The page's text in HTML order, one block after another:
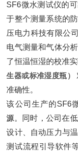
SF6微水测试仪的
于整个测量系统的
压电力科技有限公
电气测量和气体分
了恒温恒湿的校准
生器或标准湿度瓶）
准确性。
该公司生产的SF6
源。同时，公司在
设计、自动压力与
测试流程引导软件